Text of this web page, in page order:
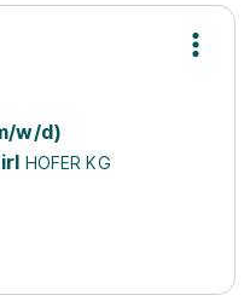
w/d)
HOFER KG